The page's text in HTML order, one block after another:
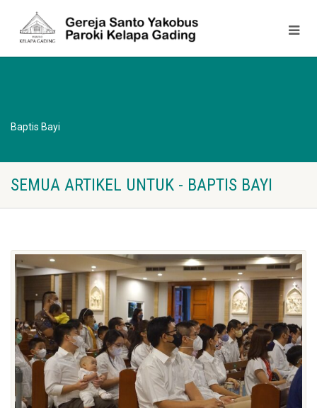
Baptis Bayi
SEMUA ARTIKEL UNTUK - BAPTIS BAYI